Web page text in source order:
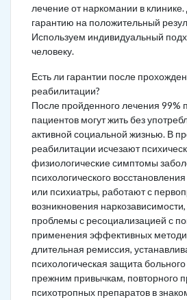
лечение от наркомании в
гарантию на положительный
Используем индивидуальный
человеку.
Есть ли гарантии после
реабилитации?
После пройденного лечения 99%
пациентов могут жить без
активной социальной жизнью. В
реабилитации исчезают
физиологические симптомы
психологического
или психиатры, работают с
возникновения
проблемы с ресоциализацией с
применения эффективных
длительная ремиссия,
психологическая защита больного
прежним привычкам, повторного
психотропных препаратов в